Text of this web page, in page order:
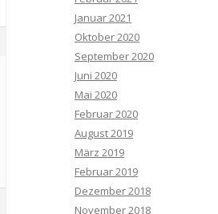
Januar 2021
Oktober 2020
September 2020
Juni 2020
Mai 2020
Februar 2020
August 2019
März 2019
Februar 2019
Dezember 2018
November 2018